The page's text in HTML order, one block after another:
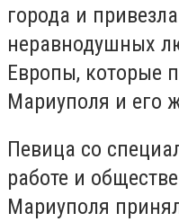
города и
неравнодушных
Европы, которые
Мариуполя и его
Певица со
работе и
Мариуполя